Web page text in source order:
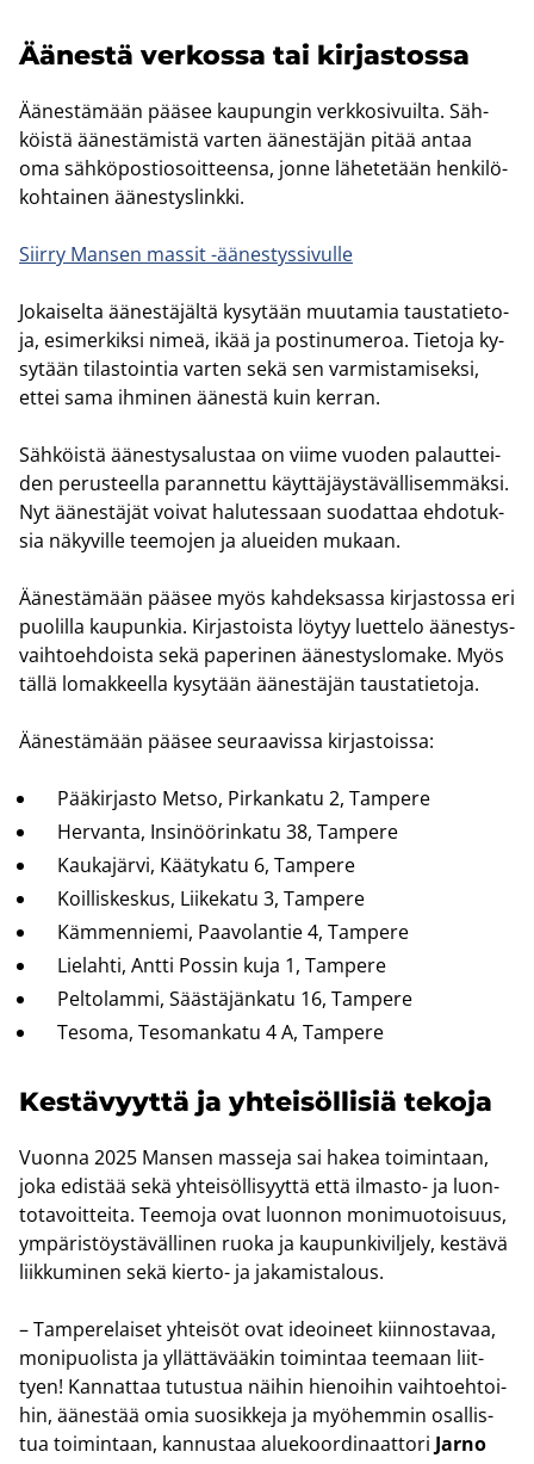
Ää­nes­tä ver­kos­sa tai kir­jas­tos­sa
Ää­nes­tä­mään pää­see kau­pun­gin verk­ko­si­vuil­ta. Säh­
köis­tä ää­nes­tä­mis­tä var­ten ää­nes­tä­jän pitää antaa
oma säh­kö­pos­tio­soit­teen­sa, jonne lä­he­te­tään hen­ki­lö­
koh­tai­nen ää­nes­tys­link­ki.
Siir­ry Man­sen mas­sit -​äänestyssivulle
Jo­kai­sel­ta ää­nes­tä­jäl­tä ky­sy­tään muu­ta­mia taus­ta­tie­to­
ja, esi­mer­kik­si nimeä, ikää ja pos­ti­nu­me­roa. Tie­to­ja ky­
sy­tään ti­las­toin­tia var­ten sekä sen var­mis­ta­mi­sek­si,
ettei sama ih­mi­nen ää­nes­tä kuin ker­ran.
Säh­köis­tä ää­nes­ty­sa­lus­taa on viime vuo­den pa­laut­tei­
den pe­rus­teel­la pa­ran­net­tu käyt­tä­jäys­tä­väl­li­sem­mäk­si.
Nyt ää­nes­tä­jät voi­vat ha­lu­tes­saan suo­dat­taa eh­do­tuk­
sia nä­ky­vil­le tee­mo­jen ja aluei­den mu­kaan.
Ää­nes­tä­mään pää­see myös kah­dek­sas­sa kir­jas­tos­sa eri
puo­lil­la kau­pun­kia. Kir­jas­tois­ta löy­tyy luet­te­lo ää­nes­tys­
vaih­toeh­dois­ta sekä pa­pe­ri­nen ää­nes­tys­lo­ma­ke. Myös
tällä lo­mak­keel­la ky­sy­tään ää­nes­tä­jän taus­ta­tie­to­ja.
Ää­nes­tä­mään pää­see seu­raa­vis­sa kir­jas­tois­sa:
Pää­kir­jas­to Metso, Pir­kan­ka­tu 2, Tam­pe­re
Her­van­ta, In­si­nöö­rin­ka­tu 38, Tam­pe­re
Kau­ka­jär­vi, Kää­ty­ka­tu 6, Tam­pe­re
Koil­lis­kes­kus, Lii­ke­ka­tu 3, Tam­pe­re
Käm­men­nie­mi, Paa­vo­lan­tie 4, Tam­pe­re
Lie­lah­ti, Antti Pos­sin kuja 1, Tam­pe­re
Pel­to­lam­mi, Sääs­tä­jän­ka­tu 16, Tam­pe­re
Te­so­ma, Te­so­man­ka­tu 4 A, Tam­pe­re
Kes­tä­vyyt­tä ja yh­tei­söl­li­siä te­ko­ja
Vuon­na 2025 Man­sen mas­se­ja sai hakea toi­min­taan,
joka edis­tää sekä yh­tei­söl­li­syyt­tä että ilmasto-​ ja luon­
to­ta­voit­tei­ta. Tee­mo­ja ovat luon­non mo­ni­muo­toi­suus,
ym­pä­ris­töys­tä­väl­li­nen ruoka ja kau­pun­ki­vil­je­ly, kes­tä­vä
liik­ku­mi­nen sekä kierto-​ ja ja­ka­mis­ta­lous.
– Tam­pe­re­lai­set yh­tei­söt ovat ideoi­neet kiin­nos­ta­vaa,
mo­ni­puo­lis­ta ja yl­lät­tä­vää­kin toi­min­taa tee­maan liit­
tyen! Kan­nat­taa tu­tus­tua näi­hin hie­noi­hin vaih­toeh­toi­
hin, ää­nes­tää omia suo­sik­ke­ja ja myö­hem­min osal­lis­
tua toi­min­taan, kan­nus­taa alue­koor­di­naat­to­ri Jarno